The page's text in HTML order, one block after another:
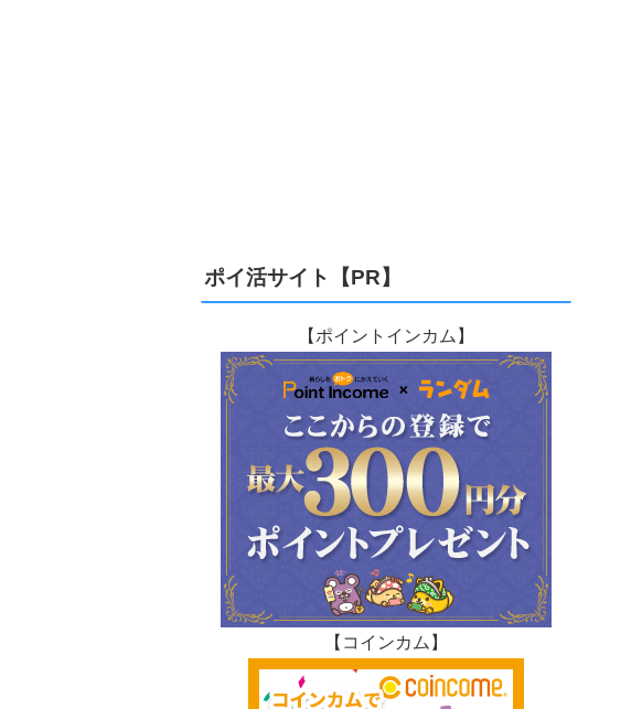
ポイ活サイト【PR】
【ポイントインカム】
【コインカム】